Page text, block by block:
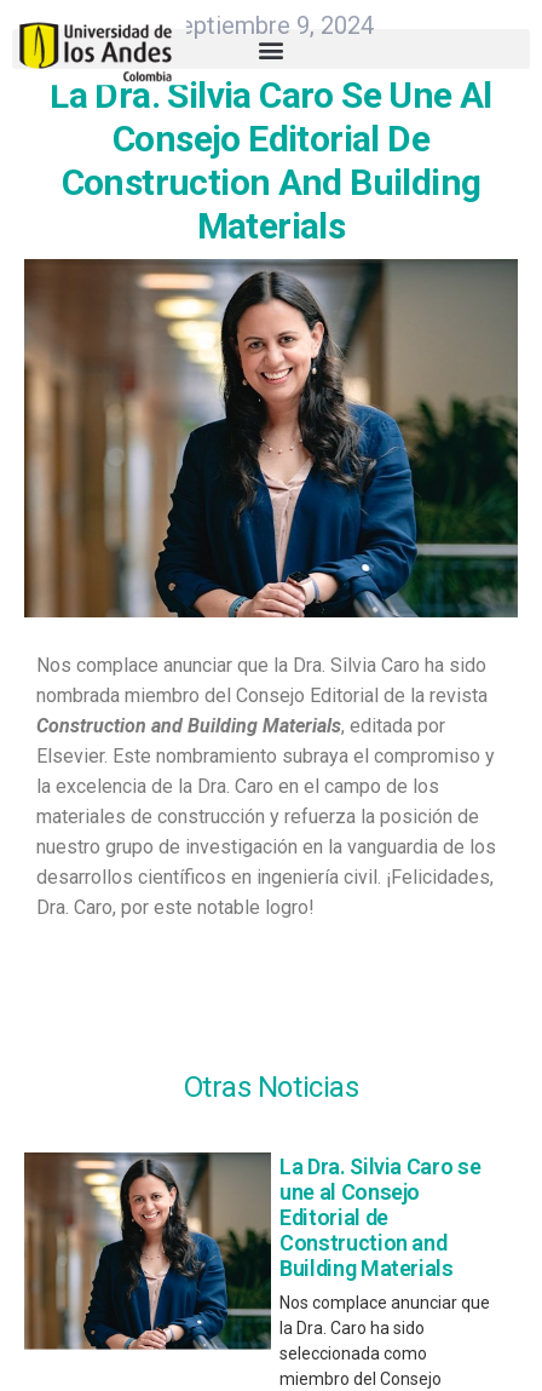
septiembre 9, 2024
La Dra. Silvia Caro Se Une Al
Consejo Editorial De
Construction And Building
Materials
Nos complace anunciar que la Dra. Silvia Caro ha sido
nombrada miembro del Consejo Editorial de la revista
Construction and Building Materials, editada por
Elsevier. Este nombramiento subraya el compromiso y
la excelencia de la Dra. Caro en el campo de los
materiales de construcción y refuerza la posición de
nuestro grupo de investigación en la vanguardia de los
desarrollos científicos en ingeniería civil. ¡Felicidades,
Dra. Caro, por este notable logro!
Otras Noticias
La Dra. Silvia Caro se
une al Consejo
Editorial de
Construction and
Building Materials
Nos complace anunciar que
la Dra. Caro ha sido
seleccionada como
miembro del Consejo